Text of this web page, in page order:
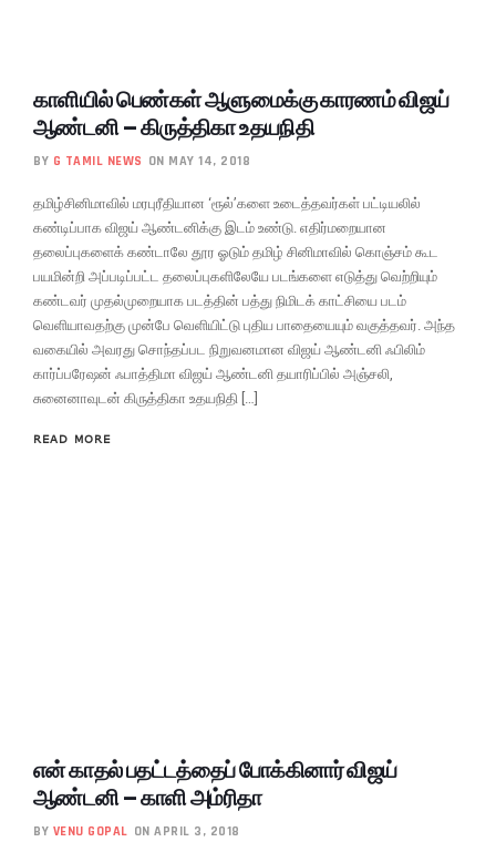
காளியில் பெண்கள் ஆளுமைக்கு காரணம் விஜய்
ஆண்டனி – கிருத்திகா உதயநிதி
BY G TAMIL NEWS ON MAY 14, 2018
தமிழ்சினிமாவில் மரபுரீதியான ‘ரூல்’களை உடைத்தவர்கள் பட்டியலில்
கண்டிப்பாக விஜய் ஆண்டனிக்கு இடம் உண்டு. எதிர்மறையான
தலைப்புகளைக் கண்டாலே தூர ஓடும் தமிழ் சினிமாவில் கொஞ்சம் கூட
பயமின்றி அப்படிப்பட்ட தலைப்புகளிலேயே படங்களை எடுத்து வெற்றியும்
கண்டவர் முதல்முறையாக படத்தின் பத்து நிமிடக் காட்சியை படம்
வெளியாவதற்கு முன்பே வெளியிட்டு புதிய பாதையையும் வகுத்தவர். அந்த
வகையில் அவரது சொந்தப்பட நிறுவனமான விஜய் ஆண்டனி ஃபிலிம்
கார்ப்பரேஷன் ஃபாத்திமா விஜய் ஆண்டனி தயாரிப்பில் அஞ்சலி,
சுனைனாவுடன் கிருத்திகா உதயநிதி […]
READ MORE
என் காதல் பதட்டத்தைப் போக்கினார் விஜய்
ஆண்டனி – காளி அம்ரிதா
BY VENU GOPAL ON APRIL 3, 2018